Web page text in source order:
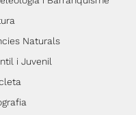
Naturals
i Juvenil